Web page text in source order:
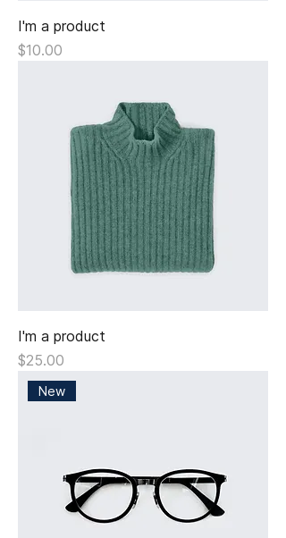
I'm a product
Giá
$10.00
I'm a product
Giá
$25.00
New